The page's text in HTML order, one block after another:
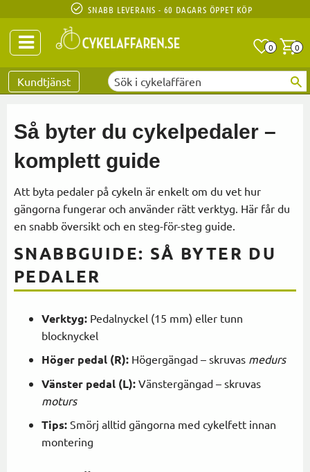
SNABB LEVERANS - 60 DAGARS ÖPPET KÖP
0 0
Kundtjänst
Så byter du cykelpedaler –
komplett guide
Att byta pedaler på cykeln är enkelt om du vet hur
gängorna fungerar och använder rätt verktyg. Här får du
en snabb översikt och en steg-för-steg guide.
SNABBGUIDE: SÅ BYTER DU
PEDALER
Verktyg: Pedalnyckel (15 mm) eller tunn
blocknyckel
Höger pedal (R): Högergängad – skruvas medurs
Vänster pedal (L): Vänstergängad – skruvas
moturs
Tips: Smörj alltid gängorna med cykelfett innan
montering